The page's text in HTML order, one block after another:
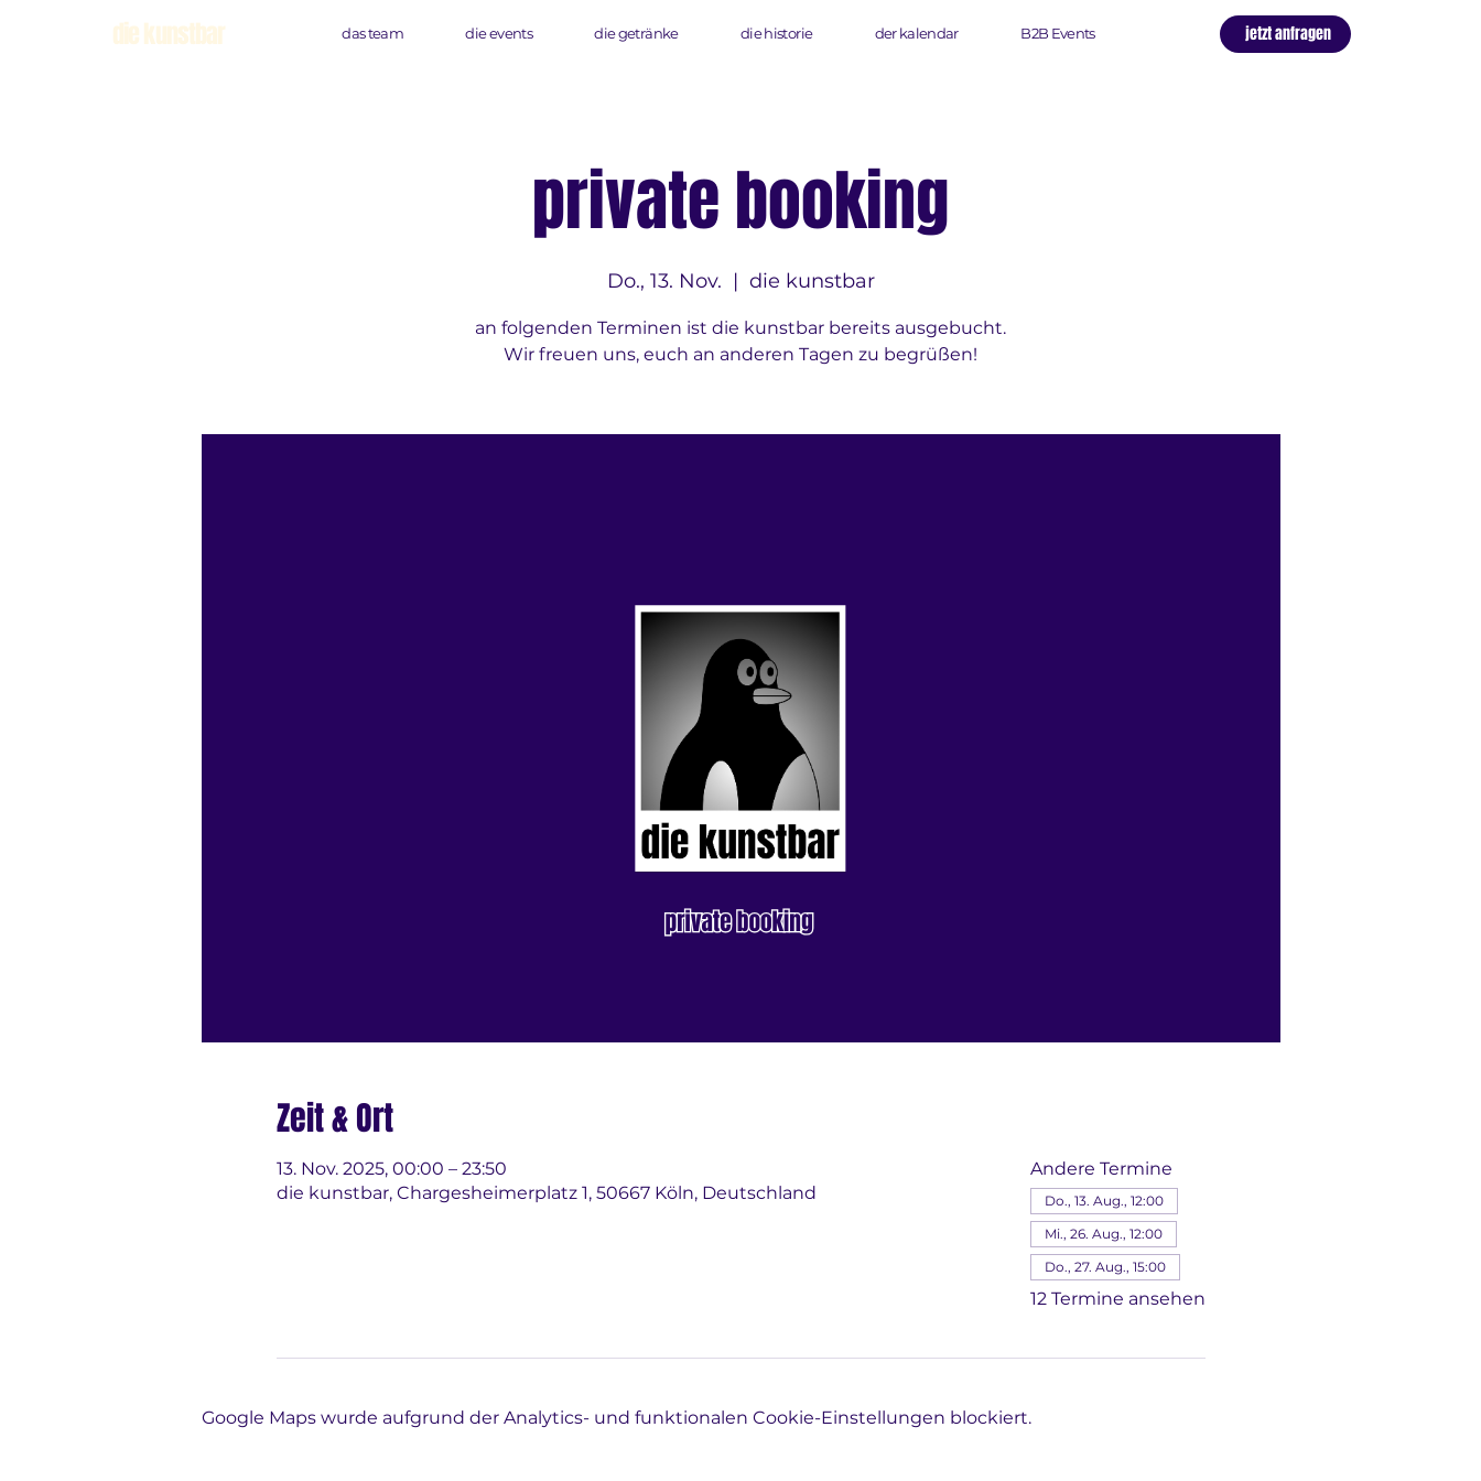
die kunstbar das team die events die getränke die historie der kalendar B2B Events jetzt anfragen
private booking
Do., 13. Nov.
  |
die kunstbar
an folgenden Terminen ist die kunstbar bereits ausgebucht.
Wir freuen uns, euch an anderen Tagen zu begrüßen!
Zeit & Ort
13. Nov. 2025, 00:00 – 23:50
die kunstbar, Chargesheimerplatz 1, 50667 Köln, Deutschland
Andere Termine
Do., 13. Aug., 12:00
Mi., 26. Aug., 12:00
Do., 27. Aug., 15:00
12 Termine ansehen
Google Maps wurde aufgrund der Analytics- und funktionalen Cookie-Einstellungen blockiert.